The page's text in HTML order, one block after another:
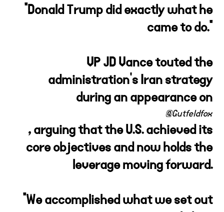
"Donald Trump did exactly what he
came to do."
VP JD Vance touted the
administration's Iran strategy
during an appearance on
@Gutfeldfox
, arguing that the U.S. achieved its
core objectives and now holds the
leverage moving forward.
"We accomplished what we set out